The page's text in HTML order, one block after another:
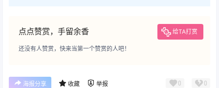
点点赞赏，手留余香 给TA打赏
还没有人赞赏，快来当第一个赞赏的人吧！
海报分享 收藏 举报 0 0